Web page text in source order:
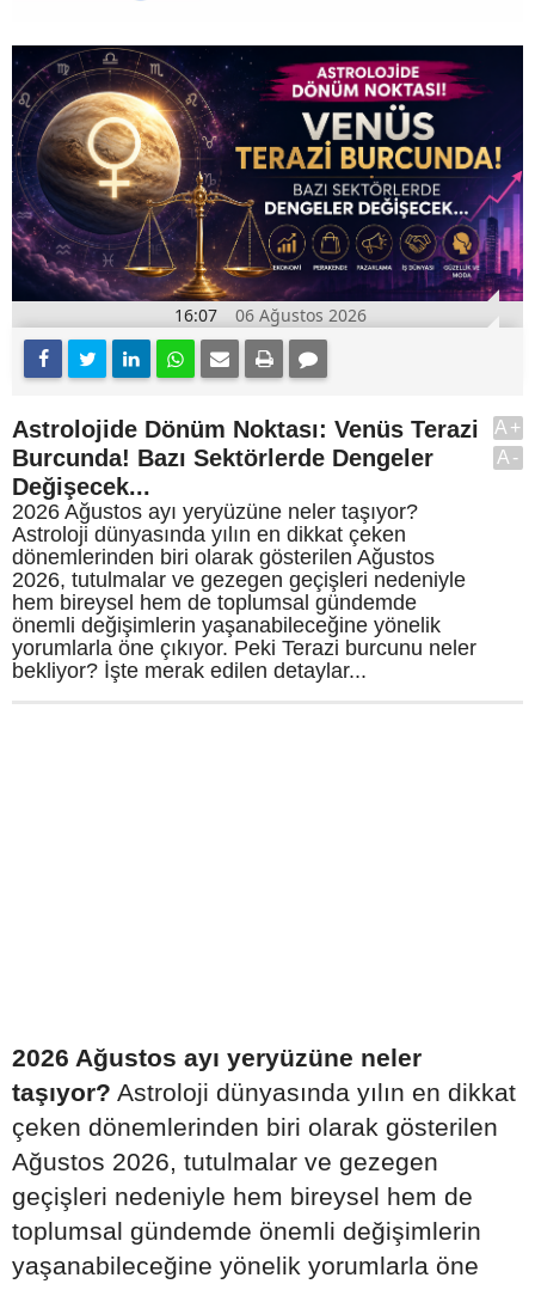
16:07 06 Ağustos 2026
Astrolojide Dönüm Noktası: Venüs Terazi
Burcunda! Bazı Sektörlerde Dengeler
Değişecek...
2026 Ağustos ayı yeryüzüne neler taşıyor?
Astroloji dünyasında yılın en dikkat çeken
dönemlerinden biri olarak gösterilen Ağustos
2026, tutulmalar ve gezegen geçişleri nedeniyle
hem bireysel hem de toplumsal gündemde
önemli değişimlerin yaşanabileceğine yönelik
yorumlarla öne çıkıyor. Peki Terazi burcunu neler
bekliyor? İşte merak edilen detaylar...
A+
A-
2026 Ağustos ayı yeryüzüne neler
taşıyor? Astroloji dünyasında yılın en dikkat
çeken dönemlerinden biri olarak gösterilen
Ağustos 2026, tutulmalar ve gezegen
geçişleri nedeniyle hem bireysel hem de
toplumsal gündemde önemli değişimlerin
yaşanabileceğine yönelik yorumlarla öne